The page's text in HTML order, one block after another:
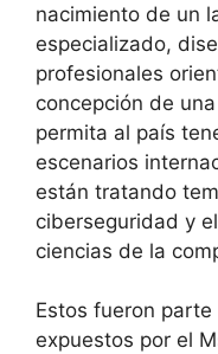
nacimiento de un
especializado,
profesionales
concepción de
permita al país
escenarios
están tratando
ciberseguridad y
ciencias de la
Estos fueron
expuestos por el